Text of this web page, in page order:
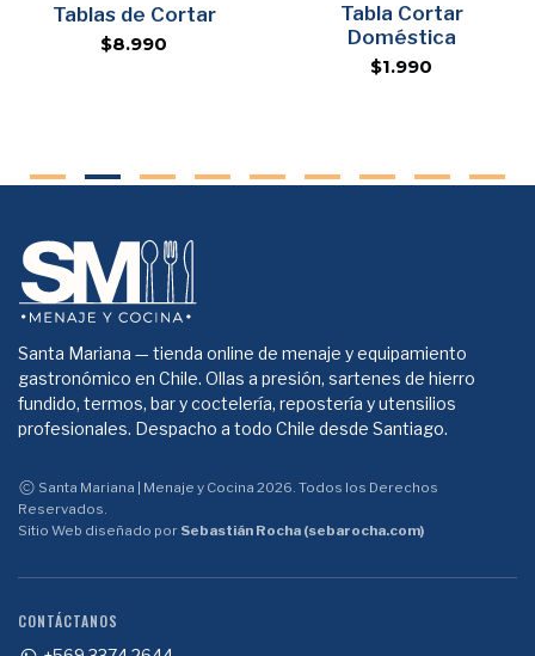
Tablas de Cortar
$8.990
Tabla Cortar
Doméstica
$1.990
Santa Mariana — tienda online de menaje y equipamiento
gastronómico en Chile. Ollas a presión, sartenes de hierro
fundido, termos, bar y coctelería, repostería y utensilios
profesionales. Despacho a todo Chile desde Santiago.
Santa Mariana | Menaje y Cocina 2026. Todos los Derechos
Reservados.
Sitio Web diseñado por Sebastián Rocha (sebarocha.com)
CONTÁCTANOS